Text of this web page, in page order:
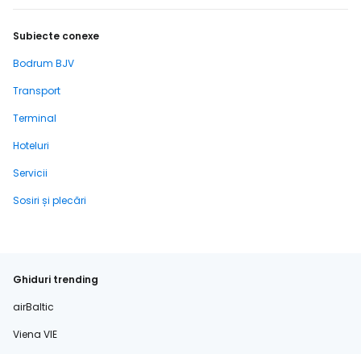
Subiecte conexe
Bodrum BJV
Transport
Terminal
Hoteluri
Servicii
Sosiri și plecări
Ghiduri trending
airBaltic
Viena VIE